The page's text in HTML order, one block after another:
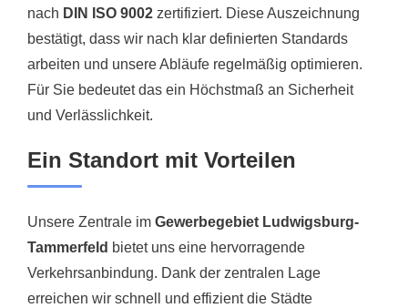
nach DIN ISO 9002 zertifiziert. Diese Auszeichnung
bestätigt, dass wir nach klar definierten Standards
arbeiten und unsere Abläufe regelmäßig optimieren.
Für Sie bedeutet das ein Höchstmaß an Sicherheit
und Verlässlichkeit.
Ein Standort mit Vorteilen
Unsere Zentrale im Gewerbegebiet Ludwigsburg-
Tammerfeld bietet uns eine hervorragende
Verkehrsanbindung. Dank der zentralen Lage
erreichen wir schnell und effizient die Städte